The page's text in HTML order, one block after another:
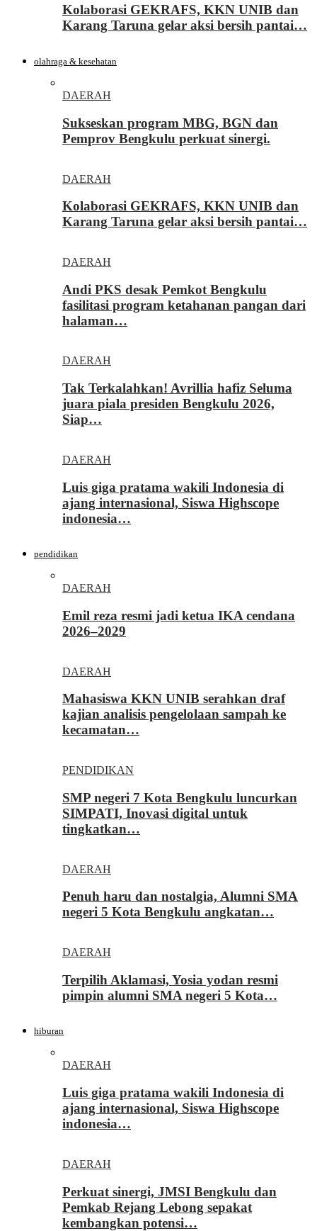
Kolaborasi GEKRAFS, KKN UNIB dan
Karang Taruna gelar aksi bersih pantai…
olahraga & kesehatan
DAERAH
Sukseskan program MBG, BGN dan
Pemprov Bengkulu perkuat sinergi.
DAERAH
Kolaborasi GEKRAFS, KKN UNIB dan
Karang Taruna gelar aksi bersih pantai…
DAERAH
Andi PKS desak Pemkot Bengkulu
fasilitasi program ketahanan pangan dari
halaman…
DAERAH
Tak Terkalahkan! Avrillia hafiz Seluma
juara piala presiden Bengkulu 2026,
Siap…
DAERAH
Luis giga pratama wakili Indonesia di
ajang internasional, Siswa Highscope
indonesia…
pendidikan
DAERAH
Emil reza resmi jadi ketua IKA cendana
2026–2029
DAERAH
Mahasiswa KKN UNIB serahkan draf
kajian analisis pengelolaan sampah ke
kecamatan…
PENDIDIKAN
SMP negeri 7 Kota Bengkulu luncurkan
SIMPATI, Inovasi digital untuk
tingkatkan…
DAERAH
Penuh haru dan nostalgia, Alumni SMA
negeri 5 Kota Bengkulu angkatan…
DAERAH
Terpilih Aklamasi, Yosia yodan resmi
pimpin alumni SMA negeri 5 Kota…
hiburan
DAERAH
Luis giga pratama wakili Indonesia di
ajang internasional, Siswa Highscope
indonesia…
DAERAH
Perkuat sinergi, JMSI Bengkulu dan
Pemkab Rejang Lebong sepakat
kembangkan potensi…